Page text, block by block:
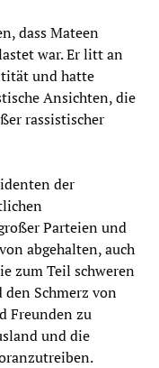
dass Mateen
war. Er litt an
und hatte
Ansichten, die
rassistischer
der
Parteien und
abgehalten, auch
zum Teil schweren
Schmerz von
Freunden zu
und die